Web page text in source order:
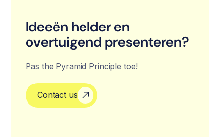
Ideeën helder en
overtuigend presenteren?
Pas the Pyramid Principle toe!
Contact us